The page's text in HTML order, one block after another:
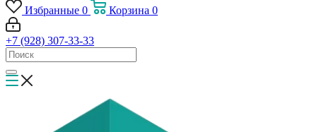
Избранные 0 Корзина 0
+7 (928) 307-33-33